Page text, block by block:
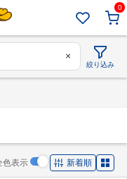
0
×
絞り込み
色表示 新着順